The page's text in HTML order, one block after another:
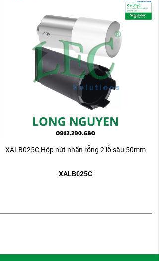
XALB025C Hộp nút nhấn rỗng 2 lỗ sâu 50mm
XALB025C